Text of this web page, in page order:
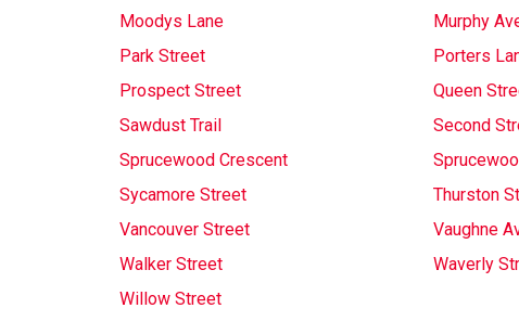
Moodys Lane
Murphy
Park Street
Porters
Prospect Street
Queen
Sawdust Trail
Second
Sprucewood Crescent
Sycamore Street
Thurston
Vancouver Street
Vaughne
Walker Street
Waverly
Willow Street